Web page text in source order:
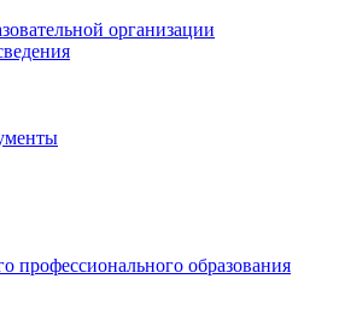
организации
профессионального образования